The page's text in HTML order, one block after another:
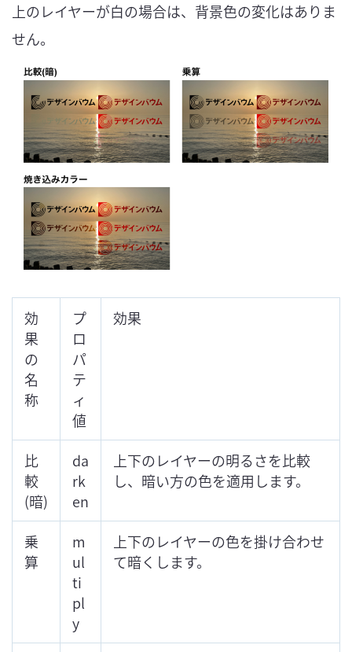
上のレイヤーが白の場合は、背景色の変化はありま
せん。
効
果
の
名
称
プ
ロ
パ
テ
ィ
値
効果
比
較
(暗)
da
rk
en
上下のレイヤーの明るさを比較
し、暗い方の色を適用します。
乗
算
m
ul
ti
pl
y
上下のレイヤーの色を掛け合わせ
て暗くします。